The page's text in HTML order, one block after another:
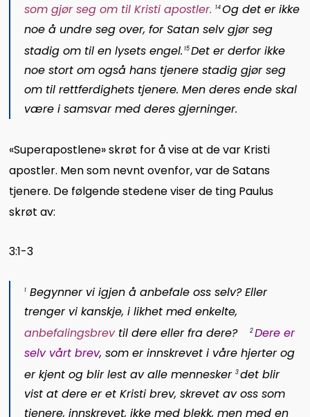
som gjør seg om til Kristi apostler.14 Og det er ikke
noe å undre seg over, for Satan selv gjør seg
stadig om til en lysets engel. 15 Det er derfor ikke
noe stort om også hans tjenere stadig gjør seg
om til rettferdighets tjenere. Men deres ende skal
være i samsvar med deres gjerninger.
«Superapostlene» skrøt for å vise at de var Kristi
apostler. Men som nevnt ovenfor, var de Satans
tjenere. De følgende stedene viser de ting Paulus
skrøt av:
3:1-3
1 Begynner vi igjen å anbefale oss selv? Eller
trenger vi kanskje, i likhet med enkelte,
anbefalingsbrevtil dere eller fra dere? 2 Dere er
selv vårt brev, som er innskrevet i våre hjerter og
er kjent og blir lest av alle mennesker3 det blir
vist at dere er et Kristi brev, skrevet av oss som
tjenere, innskrevet, ikke med blekk, men med en